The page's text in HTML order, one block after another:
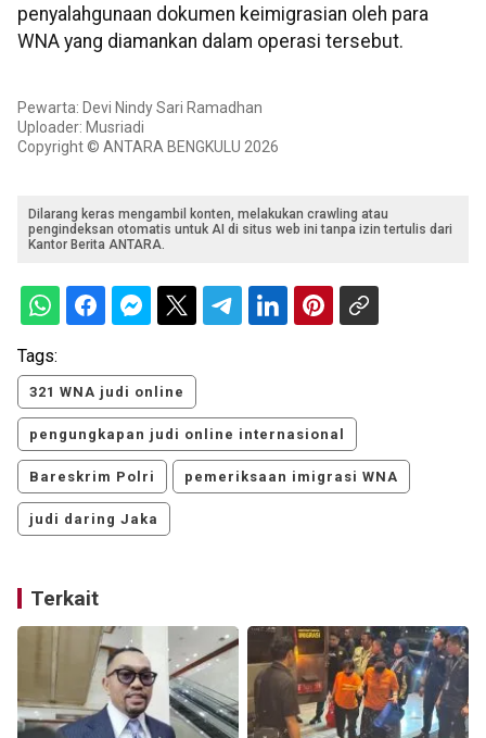
penyalahgunaan dokumen keimigrasian oleh para
WNA yang diamankan dalam operasi tersebut.
Pewarta: Devi Nindy Sari Ramadhan
Uploader: Musriadi
Copyright © ANTARA BENGKULU 2026
Dilarang keras mengambil konten, melakukan crawling atau
pengindeksan otomatis untuk AI di situs web ini tanpa izin tertulis dari
Kantor Berita ANTARA.
Tags:
321 WNA judi online
pengungkapan judi online internasional
Bareskrim Polri pemeriksaan imigrasi WNA
judi daring Jaka
Terkait